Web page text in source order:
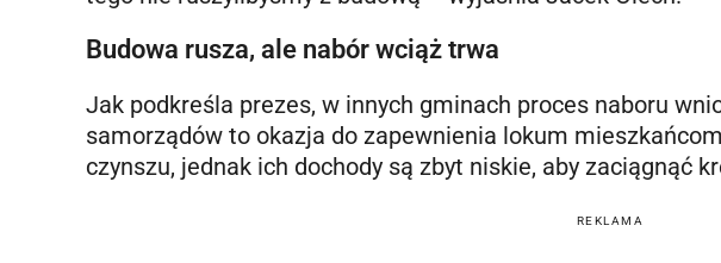
Budowa rusza, ale nabór wciąż trwa
Jak podkreśla prezes, w innych gminach proces naboru
samorządów to okazja do zapewnienia lokum
czynszu, jednak ich dochody są zbyt niskie, aby zaciągnąć
REKLAMA